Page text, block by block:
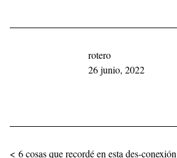
rotero
26 junio, 2022
Navegación de entradas
< 6 cosas que recordé en esta des-conexión